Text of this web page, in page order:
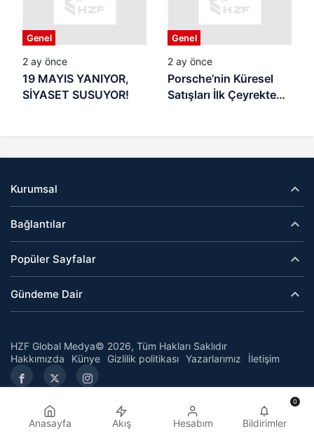
Başladı: Samsun’da
Veliler Endişeli,
Denetim Nerede?
Genel
2 ay önce
19 MAYIS YANIYOR,
SİYASET SUSUYOR!
Genel
2 ay önce
Porsche’nin Küresel
Satışları İlk Çeyrekte
Kurumsal
Bağlantılar
Popüler Sayfalar
Gündeme Dair
HZF Global Medya© 2026, Tüm Hakları Saklıdır
Hakkımızda
Künye Gizlilik politikası Yazarlarımız İletişim
Anasayfa Akış Hesabım Bildirimler
0